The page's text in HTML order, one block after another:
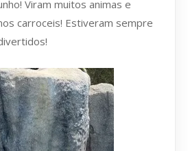
Viram muitos animas e
carroceis! Estiveram sempre